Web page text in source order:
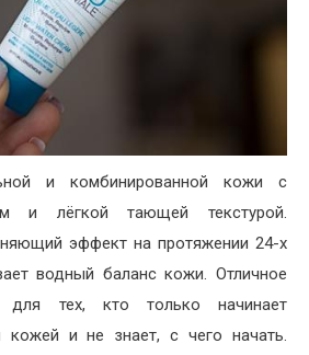
и комбинированной кожи с
и лёгкой тающей текстурой.
эффект на протяжении 24-х
водный баланс кожи. Отличное
для тех, кто только начинает
кожей и не знает, с чего начать.